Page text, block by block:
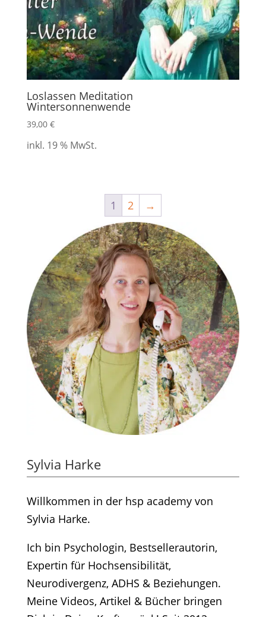
Loslassen Meditation
Wintersonnenwende
39,00 €
inkl. 19 % MwSt.
1 2 →
Sylvia Harke
Willkommen in der hsp academy von
Sylvia Harke.
Ich bin Psychologin, Bestsellerautorin,
Expertin für Hochsensibilität,
Neurodivergenz, ADHS & Beziehungen.
Meine Videos, Artikel & Bücher bringen